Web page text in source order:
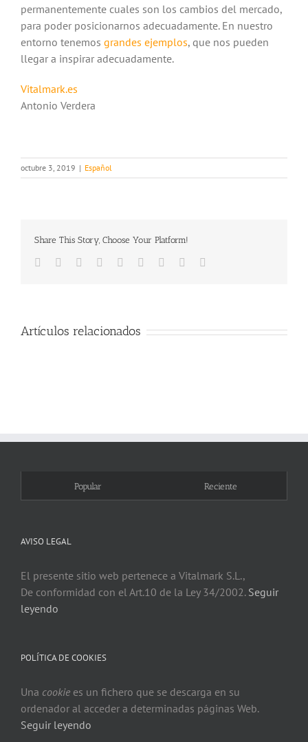
permanentemente cuales son los cambios del mercado,
para poder posicionarnos adecuadamente. En nuestro
entorno tenemos grandes ejemplos, que nos pueden
llegar a inspirar adecuadamente.
Vitalmark.es
Antonio Verdera
octubre 3, 2019 | Español
Share This Story, Choose Your Platform!
Facebook
TwitterLinkedin
Reddit TumblrGoogle+Pinterest
Artículos relacionados
Popular Reciente
AVISO LEGAL
El presente sitio web pertenece a Vitalmark S.L.,
De conformidad con el Art.10 de la Ley 34/2002. Seguir
leyendo
POLÍTICA DE COOKIES
Una cookie es un fichero que se descarga en su
ordenador al acceder a determinadas páginas Web.
Seguir leyendo